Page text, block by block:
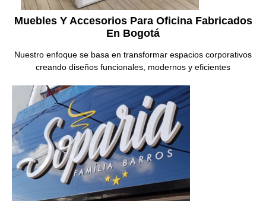
Muebles Y Accesorios Para Oficina Fabricados
En Bogotá
Nuestro enfoque se basa en transformar espacios corporativos
creando diseños funcionales, modernos y eficientes